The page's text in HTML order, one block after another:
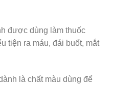
được dùng làm thuốc
tiện ra máu, đái buốt, mắt
là chất màu dùng để